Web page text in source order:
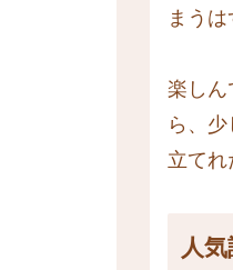
まうは
楽しん
ら、
立てれ
人